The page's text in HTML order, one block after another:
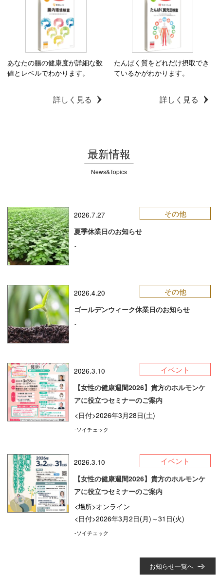
あなたの腸の健康度が詳細な数
値とレベルでわかります。
詳しく見る
たんぱく質をどれだけ摂取でき
ているかがわかります。
詳しく見る
最新情報
News&Topics
2026.7.27 その他
夏季休業日のお知らせ
-
2026.4.20 その他
ゴールデンウィーク休業日のお知らせ
-
2026.3.10 イベント
【女性の健康週間2026】貴方のホルモンケ
アに役立つセミナーのご案内
<日付>2026年3月28日(土)
-ソイチェック
2026.3.10 イベント
【女性の健康週間2026】貴方のホルモンケ
アに役立つセミナーのご案内
<場所>オンライン
<日付>2026年3月2日(月)～31日(火)
-ソイチェック
お知らせ一覧へ